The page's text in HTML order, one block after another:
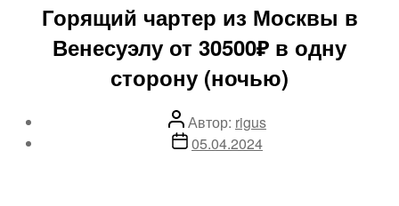
Горящий чартер из Москвы в
Венесуэлу от 30500₽ в одну
сторону (ночью)
Автор
записи
Автор: rigus
Дата05.04.2024